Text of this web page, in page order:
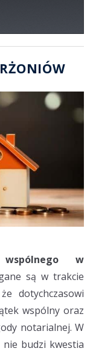
w
są w trakcie
dotychczasowi
wspólny oraz
notarialnej. W
nie budzi kwestia